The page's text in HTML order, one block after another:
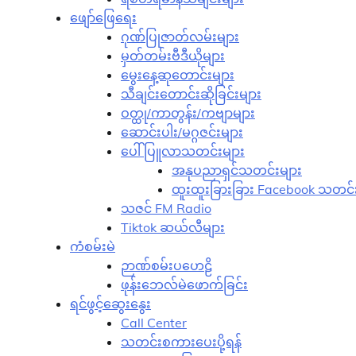
ဖျော်ဖြေရေး
ဂုဏ်ပြုဇာတ်လမ်းများ
မှတ်တမ်းဗီဒီယိုများ
မွေးနေ့ဆုတောင်းများ
သီချင်းတောင်းဆိုခြင်းများ
ဝတ္ထု/ကာတွန်း/ကဗျာများ
ဆောင်းပါး/မဂ္ဂဇင်းများ
ပေါ်ပြူလာသတင်းများ
အနုပညာရှင်သတင်းများ
ထူးထူးခြားခြား Facebook သတင်း
သဇင် FM Radio
Tiktok ဆယ်လီများ
ကံစမ်းမဲ
ဉာဏ်စမ်းပဟေဠိ
ဖုန်းဘေလ်မဲဖောက်ခြင်း
ရင်ဖွင့်ဆွေးနွေး
Call Center
သတင်းစကားပေးပို့ရန်